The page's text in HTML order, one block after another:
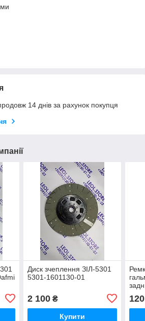
14 днів за рахунок покупця
Диск зчеплення ЗІЛ-5301
5301-1601130-01
2 100₴
Купити
120